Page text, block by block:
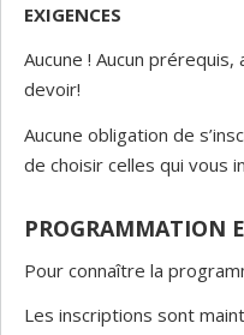
EXIGENCES
Aucune ! Aucun
devoir!
Aucune obligation de
de choisir celles qui vous
PROGRAMMATION
Pour connaître la
Les inscriptions sont